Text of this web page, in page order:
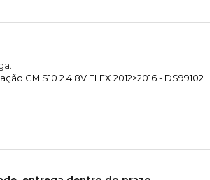
GM S10 2.4 8V FLEX 2012>2016 - DS99102